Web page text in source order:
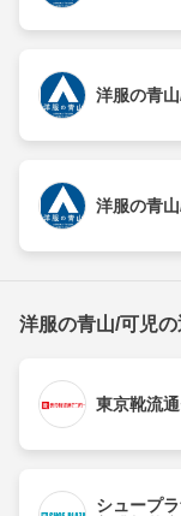
洋服の青
洋服の青
洋服の青山/可児
東京靴流
シュープ